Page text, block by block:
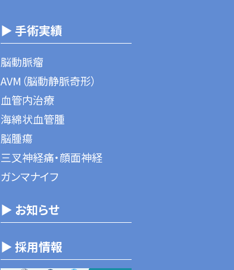
▶ 手術実績
脳動脈瘤
AVM（脳動静脈奇形）
血管内治療
海綿状血管腫
脳腫瘍
三叉神経痛・顔面神経
ガンマナイフ
▶ お知らせ
▶ 採用情報